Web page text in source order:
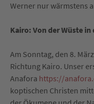
Werner nur wärmstens
Kairo: Von der Wüste
Am Sonntag, den 8.
Richtung Kairo. Unser
Anafora https://
koptischen Christen